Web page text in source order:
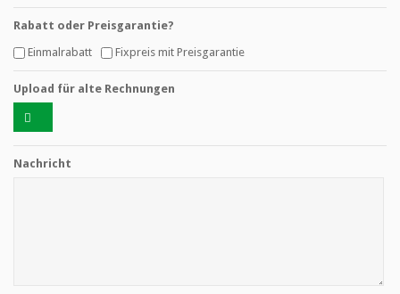
Rabatt oder Preisgarantie?
Einmalrabatt
Fixpreis mit Preisgarantie
Upload für alte Rechnungen
Nachricht